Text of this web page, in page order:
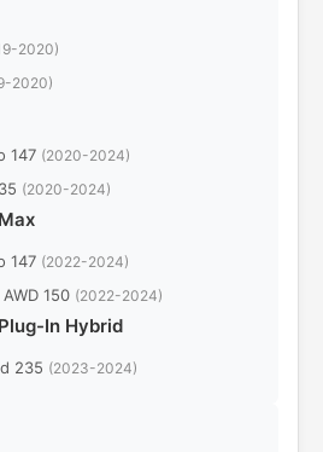
2020)
2020)
147 (2020-2024)
(2020-2024)
147 (2022-2024)
150 (2022-2024)
In Hybrid
235 (2023-2024)